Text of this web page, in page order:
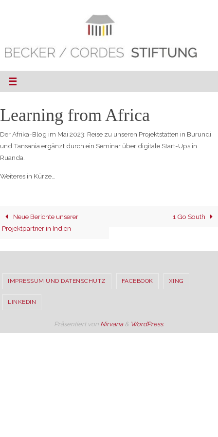
Learning from Africa
Der Afrika-Blog im Mai 2023: Reise zu unseren Projektstätten in Burundi
und Tansania ergänzt durch ein Seminar über digitale Start-Ups in
Ruanda.
Weiteres in Kürze…
Neue Berichte unserer
Projektpartner in Indien
1 Go South
IMPRESSUM UND DATENSCHUTZ FACEBOOK XING
LINKEDIN
Präsentiert von Nirvana& WordPress.